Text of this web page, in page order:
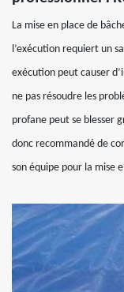
La mise en place de
l’exécution requiert un
exécution peut causer
ne pas résoudre les
profane peut se blesser
donc recommandé de
son équipe pour la mise